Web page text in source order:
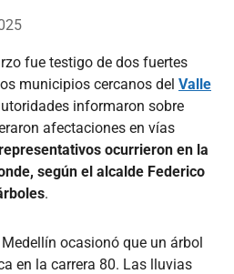
fue testigo de dos fuertes
municipios cercanos del Valle
informaron sobre
afectaciones en vías
ocurrieron en la
según el alcalde Federico
.
ocasionó que un árbol
en la carrera 80. Las lluvias